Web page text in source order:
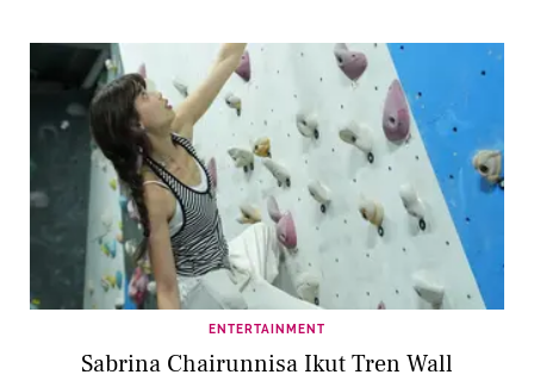
ENTERTAINMENT
Sabrina Chairunnisa Ikut Tren Wall